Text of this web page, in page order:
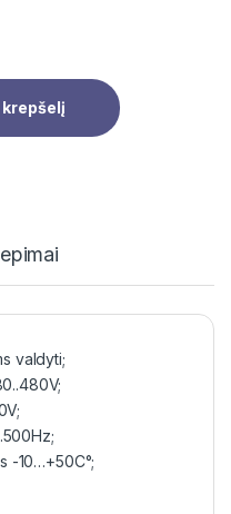
krepšelį
valdyti;
-10…+50C°;